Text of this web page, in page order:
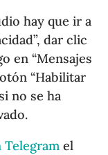
hay que ir a
dar clic
en “Mensajes
“Habilitar
no se ha
el